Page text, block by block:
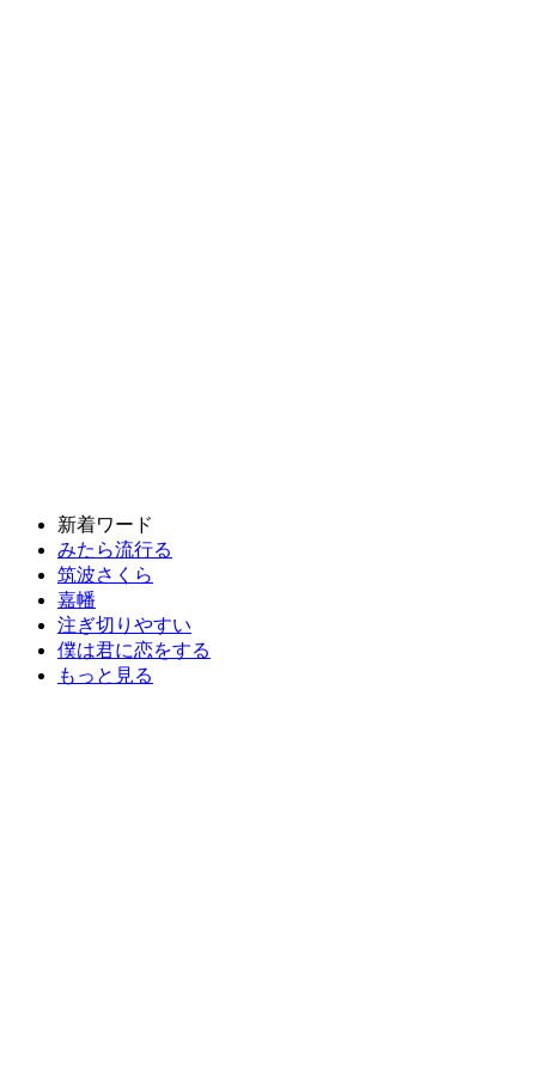
新着ワード
みたら流行る
筑波さくら
嘉幡
注ぎ切りやすい
僕は君に恋をする
もっと見る